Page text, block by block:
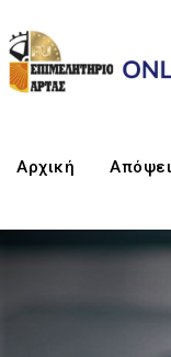
Αρχική